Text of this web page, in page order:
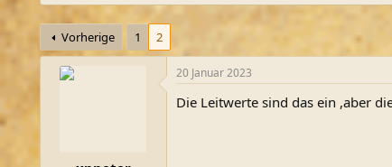
Vorherige 1 2
20 Januar 2023
Die Leitwerte sind das ein ,aber